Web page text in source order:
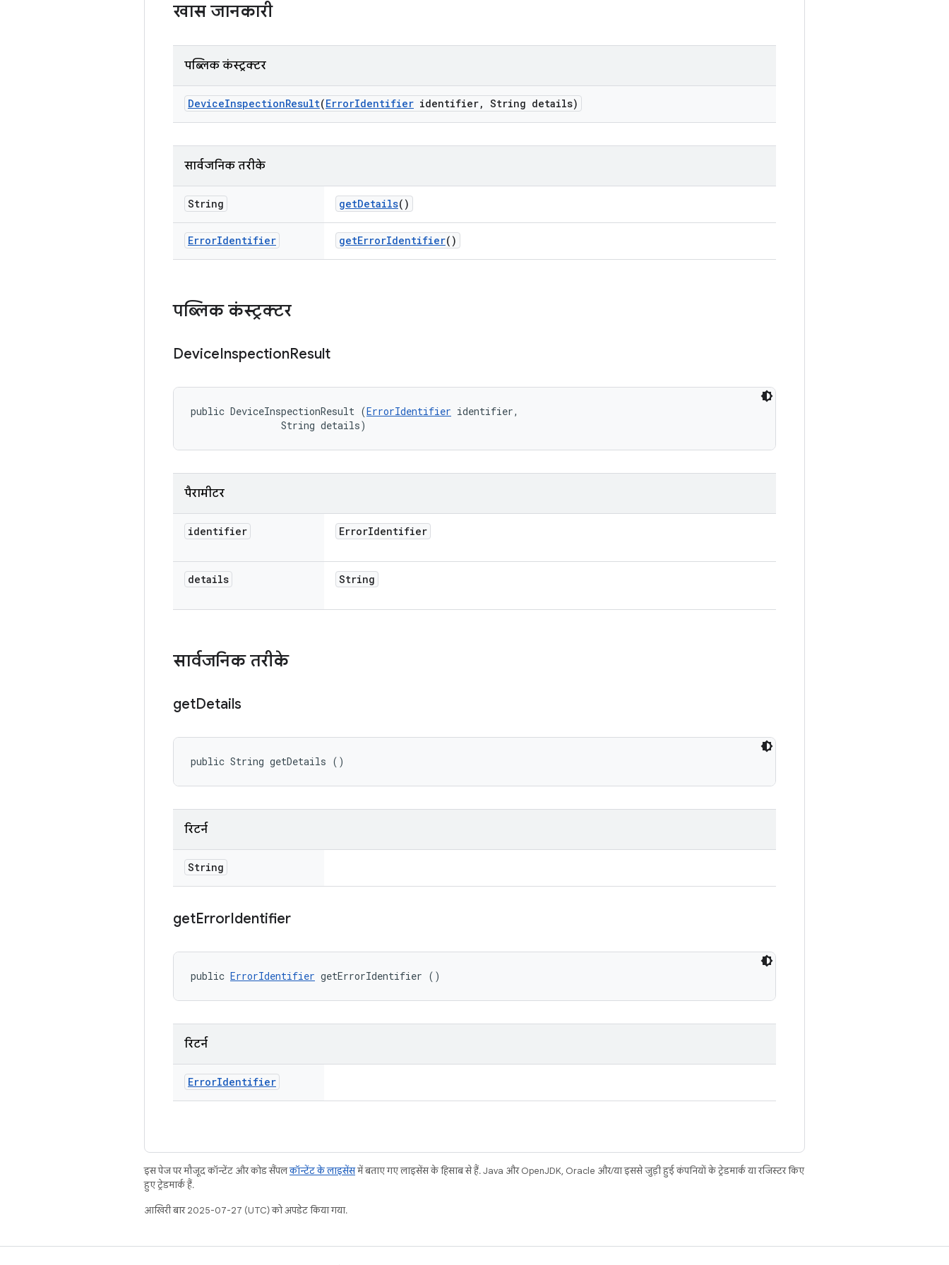
खास जानकारी
पब्लिक कंस्ट्रक्टर
DeviceInspectionResult(ErrorIdentifier identifier, String details)
सार्वजनिक तरीके
String getDetails()
ErrorIdentifier getErrorIdentifier()
पब्लिक कंस्ट्रक्टर
DeviceInspectionResult
public DeviceInspectionResult (ErrorIdentifier identifier,
                String details)
पैरामीटर
identifier ErrorIdentifier
details String
सार्वजनिक तरीके
getDetails
public String getDetails ()
रिटर्न
String
getErrorIdentifier
public ErrorIdentifier getErrorIdentifier ()
रिटर्न
ErrorIdentifier
इस पेज पर मौजूद कॉन्टेंट और कोड सैंपलकॉन्टेंट के लाइसेंसमें बताए गए लाइसेंस के हिसाब से हैं. Java और OpenJDK, Oracle और/या इससे जुड़ी हुई कंपनियों के ट्रेडमार्क या रजिस्टर किए
हुए ट्रेडमार्क हैं.
आखिरी बार 2025-07-27 (UTC) को अपडेट किया गया.